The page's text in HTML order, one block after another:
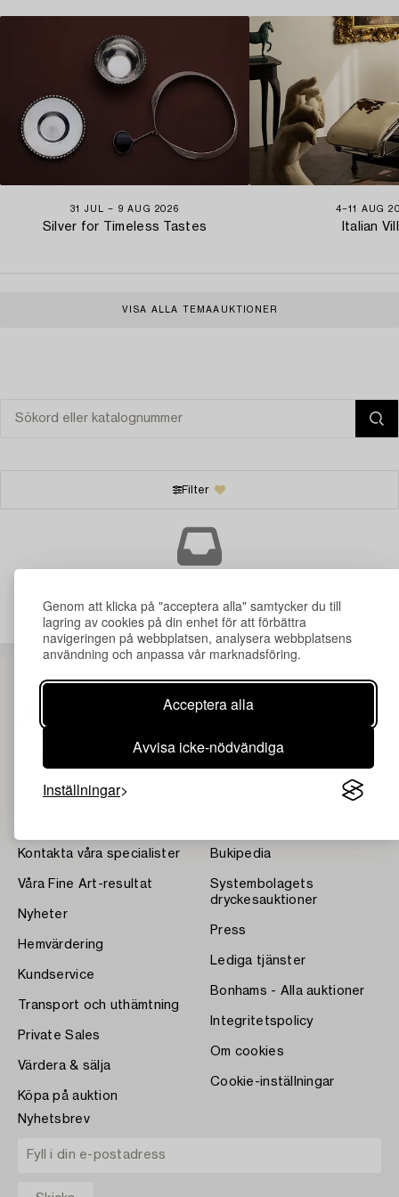
Genom att klicka på "acceptera alla" samtycker du till
lagring av cookies på din enhet för att förbättra
navigeringen på webbplatsen, analysera webbplatsens
användning och anpassa vår marknadsföring.
Acceptera alla
Avvisa icke-nödvändiga
Inställningar
31 JUL − 9 AUG 2026
Silver for Timeless Tastes
4−11 AUG
Italian
VISA ALLA TEMAAUKTIONER
Filter
Kontakta våra specialister
Våra Fine Art-resultat
Nyheter
Hemvärdering
Kundservice
Transport och uthämtning
Private Sales
Värdera & sälja
Köpa på auktion
Bukipedia
Systembolagets
dryckesauktioner
Press
Lediga tjänster
Bonhams - Alla auktioner
Integritetspolicy
Om cookies
Cookie-inställningar
Nyhetsbrev